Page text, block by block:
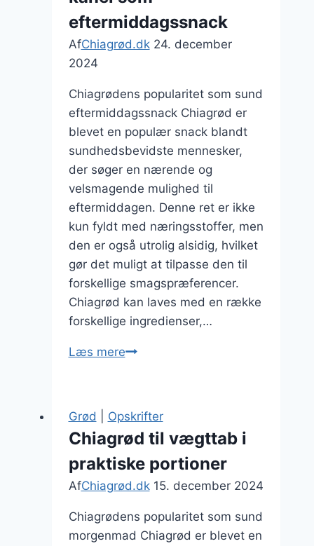
eftermiddagssnack
AfChiagrød.dk 24. december
2024
Chiagrødens popularitet som sund
eftermiddagssnack Chiagrød er
blevet en populær snack blandt
sundhedsbevidste mennesker,
der søger en nærende og
velsmagende mulighed til
eftermiddagen. Denne ret er ikke
kun fyldt med næringsstoffer, men
den er også utrolig alsidig, hvilket
gør det muligt at tilpasse den til
forskellige smagspræferencer.
Chiagrød kan laves med en række
forskellige ingredienser,…
Læs mereChiagrød
kanel
som
eftermiddagssnack
Grød Opskrifter
Chiagrød til vægttab i
praktiske portioner
AfChiagrød.dk 15. december 2024
Chiagrødens popularitet som sund
morgenmad Chiagrød er blevet en